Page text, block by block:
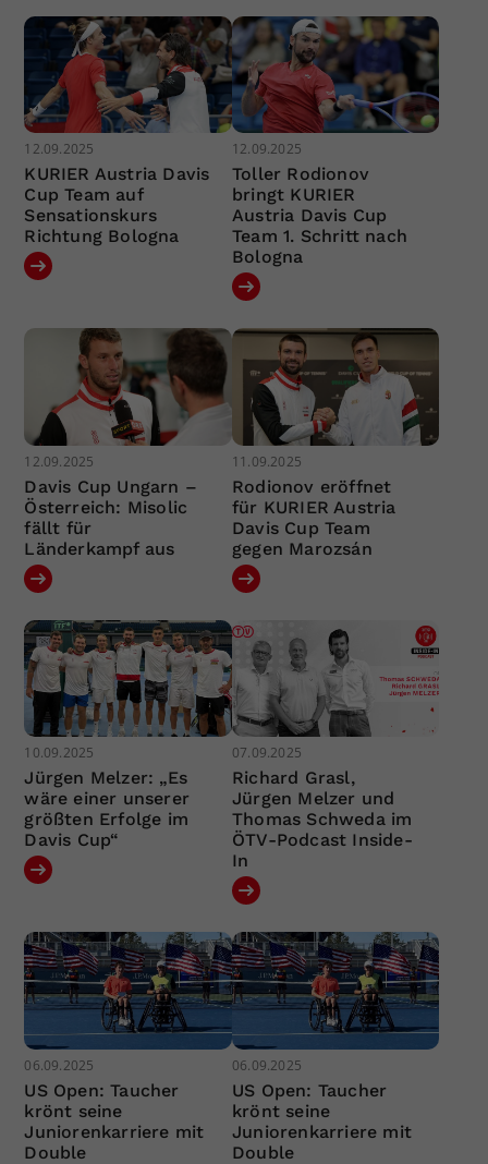
12.09.2025
KURIER Austria Davis
Cup Team auf
Sensationskurs
Richtung Bologna
12.09.2025
Toller Rodionov
bringt KURIER
Austria Davis Cup
Team 1. Schritt nach
Bologna
12.09.2025
Davis Cup Ungarn –
Österreich: Misolic
fällt für
Länderkampf aus
11.09.2025
Rodionov eröffnet
für KURIER Austria
Davis Cup Team
gegen Marozsán
10.09.2025
Jürgen Melzer: „Es
wäre einer unserer
größten Erfolge im
Davis Cup“
07.09.2025
Richard Grasl,
Jürgen Melzer und
Thomas Schweda im
ÖTV-Podcast Inside-
In
06.09.2025
US Open: Taucher
krönt seine
Juniorenkarriere mit
Double
06.09.2025
US Open: Taucher
krönt seine
Juniorenkarriere mit
Double